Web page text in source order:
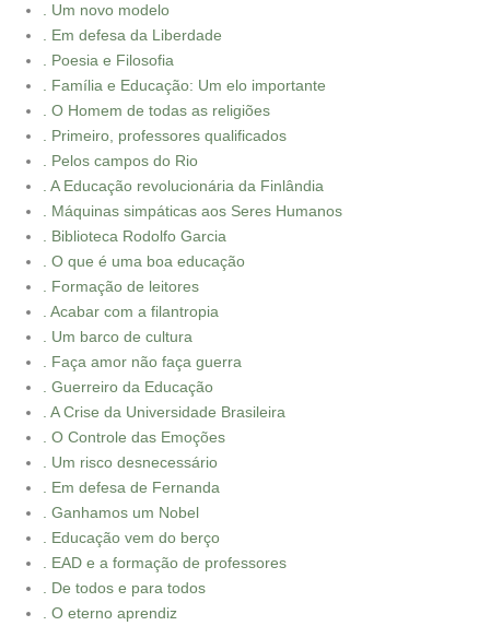
. Um novo modelo
. Em defesa da Liberdade
. Poesia e Filosofia
. Família e Educação: Um elo importante
. O Homem de todas as religiões
. Primeiro, professores qualificados
. Pelos campos do Rio
. A Educação revolucionária da Finlândia
. Máquinas simpáticas aos Seres Humanos
. Biblioteca Rodolfo Garcia
. O que é uma boa educação
. Formação de leitores
. Acabar com a filantropia
. Um barco de cultura
. Faça amor não faça guerra
. Guerreiro da Educação
. A Crise da Universidade Brasileira
. O Controle das Emoções
. Um risco desnecessário
. Em defesa de Fernanda
. Ganhamos um Nobel
. Educação vem do berço
. EAD e a formação de professores
. De todos e para todos
. O eterno aprendiz